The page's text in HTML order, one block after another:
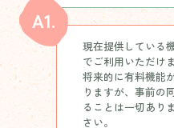
A1.
現在提供している
将来的に有料機能
りますが、事前の
ることは一切あり
さい。